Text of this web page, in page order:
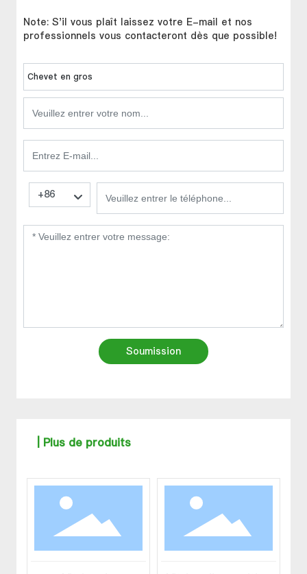
Note: S'il vous plaît laissez votre E-mail et nos
professionnels vous contacteront dès que possible!
Chevet en gros
+86
Soumission
| Plus de produits